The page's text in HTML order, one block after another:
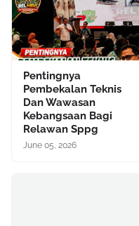
Pentingnya
Pembekalan Teknis
Dan Wawasan
Kebangsaan Bagi
Relawan Sppg
June 05, 2026